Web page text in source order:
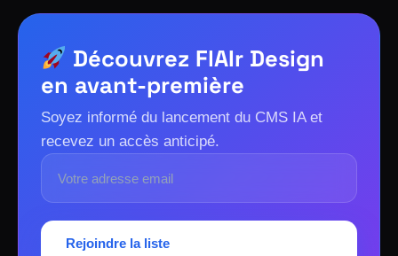
Découvrez FlAIr Design
en avant-première
Soyez informé du lancement du CMS IA et
recevez un accès anticipé.
Rejoindre la liste